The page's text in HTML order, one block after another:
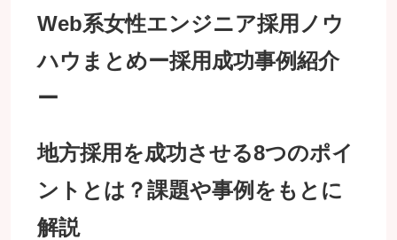
Web系女性エンジニア採用ノウ
ハウまとめー採用成功事例紹介
ー
地方採用を成功させる8つのポイ
ントとは？課題や事例をもとに
解説